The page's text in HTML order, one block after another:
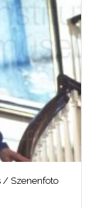
/ Szenenfoto